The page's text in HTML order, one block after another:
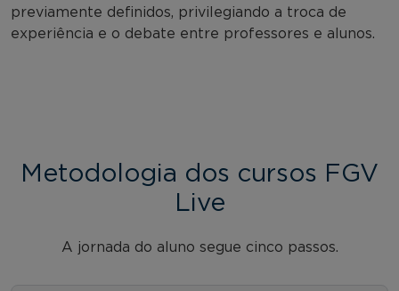
previamente definidos, privilegiando a troca de
experiência e o debate entre professores e alunos.
Metodologia dos cursos FGV
Live
A jornada do aluno segue cinco passos.